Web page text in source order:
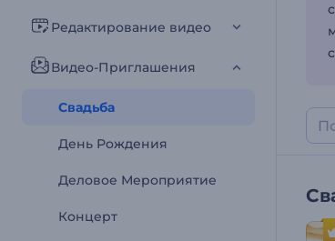
Редактирование видео
Видео-Приглашения
Свадьба
День Рождения
Деловое Мероприятие
Концерт